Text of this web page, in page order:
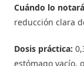
Cuándo lo
reducción clara
Dosis práctica:
estómago vacío,